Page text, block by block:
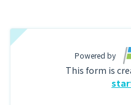
Powered by
This form is